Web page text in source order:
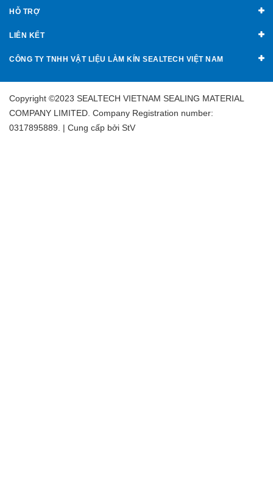
HỖ TRỢ
LIÊN KẾT
CÔNG TY TNHH VẬT LIỆU LÀM KÍN SEALTECH VIỆT NAM
Copyright ©2023 SEALTECH VIETNAM SEALING MATERIAL
COMPANY LIMITED. Company Registration number:
0317895889. | Cung cấp bởi StV